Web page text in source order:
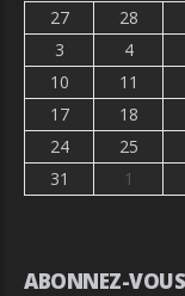
27
28
3
4
10
11
17
18
24
25
31
1
ABONNEZ-